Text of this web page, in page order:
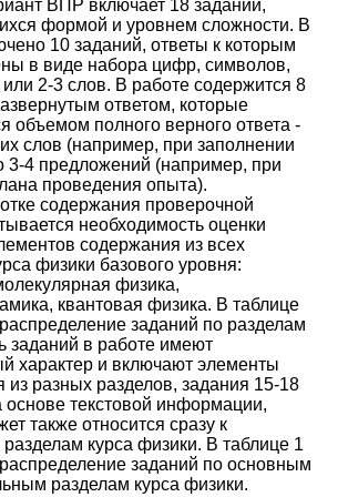
ВПР включает 18 заданий,
формой и уровнем сложности. В
10 заданий, ответы к которым
в виде набора цифр, символов,
или 2-3 слов. В работе содержится 8
ответом, которые
объемом полного верного ответа -
слов (например, при заполнении
3-4 предложений (например, при
проведения опыта).
содержания проверочной
необходимость оценки
содержания из всех
физики базового уровня:
физика,
квантовая физика. В таблице
заданий по разделам
заданий в работе имеют
характер и включают элементы
из разных разделов, задания 15-18
основе текстовой информации,
также относится сразу к
разделам курса физики. В таблице 1
заданий по основным
разделам курса физики.